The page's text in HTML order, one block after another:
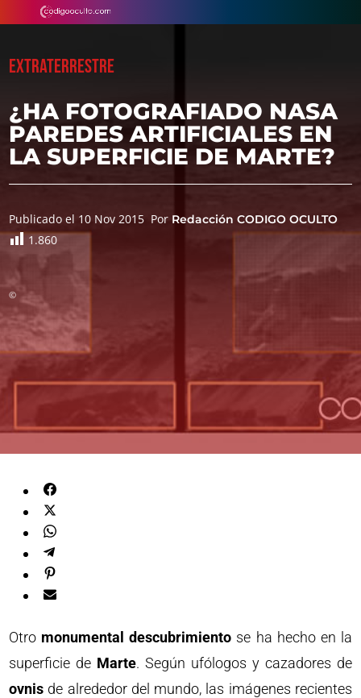
EXTRATERRESTRE
¿HA FOTOGRAFIADO NASA
PAREDES ARTIFICIALES EN
LA SUPERFICIE DE MARTE?
Publicado el 10 Nov 2015 Por Redacción CODIGO OCULTO
1.860
©
Otro monumental descubrimiento se ha hecho en la
superficie de Marte. Según ufólogos y cazadores de
ovnis de alrededor del mundo, las imágenes recientes